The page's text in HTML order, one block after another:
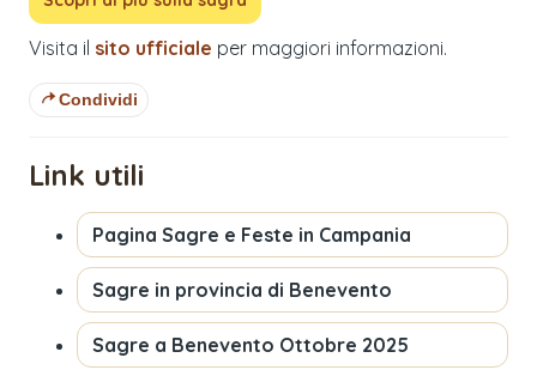
Visita il sito ufficiale per maggiori informazioni.
Condividi
Link utili
Pagina Sagre e Feste in Campania
Sagre in provincia di Benevento
Sagre a Benevento Ottobre 2025